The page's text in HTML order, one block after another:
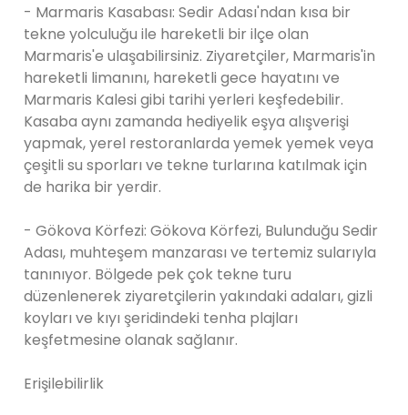
- Marmaris Kasabası: Sedir Adası'ndan kısa bir
tekne yolculuğu ile hareketli bir ilçe olan
Marmaris'e ulaşabilirsiniz. Ziyaretçiler, Marmaris'in
hareketli limanını, hareketli gece hayatını ve
Marmaris Kalesi gibi tarihi yerleri keşfedebilir.
Kasaba aynı zamanda hediyelik eşya alışverişi
yapmak, yerel restoranlarda yemek yemek veya
çeşitli su sporları ve tekne turlarına katılmak için
de harika bir yerdir.
- Gökova Körfezi: Gökova Körfezi, Bulunduğu Sedir
Adası, muhteşem manzarası ve tertemiz sularıyla
tanınıyor. Bölgede pek çok tekne turu
düzenlenerek ziyaretçilerin yakındaki adaları, gizli
koyları ve kıyı şeridindeki tenha plajları
keşfetmesine olanak sağlanır.
Erişilebilirlik